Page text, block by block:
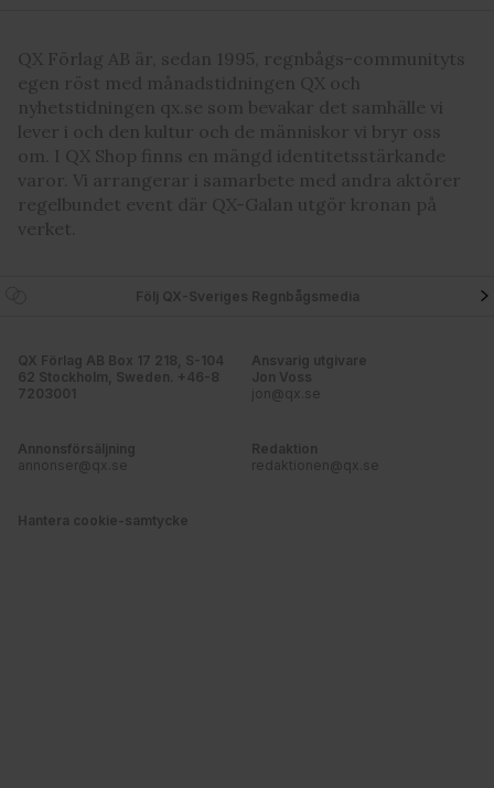
QX Förlag AB är, sedan 1995, regnbågs-communityts
egen röst med månadstidningen QX och
nyhetstidningen qx.se som bevakar det samhälle vi
lever i och den kultur och de människor vi bryr oss
om. I QX Shop finns en mängd identitetsstärkande
varor. Vi arrangerar i samarbete med andra aktörer
regelbundet event där QX-Galan utgör kronan på
verket.
Följ QX-Sveriges Regnbågsmedia
QX Förlag AB Box 17 218, S-104
62 Stockholm, Sweden. +46-8
7203001
Ansvarig utgivare
Jon Voss
jon@qx.se
Annonsförsäljning
annonser@qx.se
Redaktion
redaktionen@qx.se
Hantera cookie-samtycke